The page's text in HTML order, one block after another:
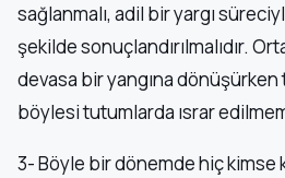
sağlanmalı, adil bir yargı
şekilde sonuçlandırılmalıdır.
devasa bir yangına dönüşürken
böylesi tutumlarda ısrar
3- Böyle bir dönemde hiç kimse